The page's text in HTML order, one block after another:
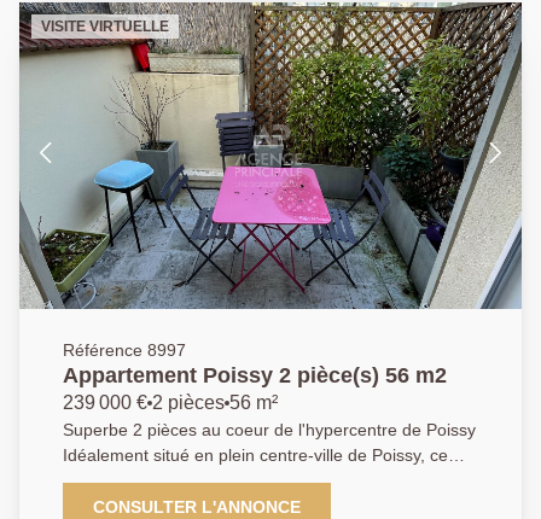
nuit comprend deux chambres avec placards, dont
l'une bénéficie également d'un accès direct à la
terrasse. Une spacieuse salle de bain ainsi que des
toilettes séparées viennent compléter ce bien. Vous
disposerez également d'une place de parking en
sous-sol sécurisé, équipée d'une prise électrique et
accessible directement par ascenseur. A visiter sans
attendre ! AGENCE PRINCIPALE: 01.30.06.69.69
(agent commercial Julie GOUMAIN enregistrée au
RSAC sous le numéro 909 399 941)
VISITE VIRTUELLE
Référence 8997
Appartement Poissy 2 pièce(s) 56 m2
239 000 € 2 pièces 56 m²
Superbe 2 pièces au coeur de l'hypercentre de Poissy
Idéalement situé en plein centre-ville de Poissy, ce
magnifique 2 pièces traversant (possible deux
chambres) allie à la perfection le charme de l'ancien
CONSULTER L'ANNONCE